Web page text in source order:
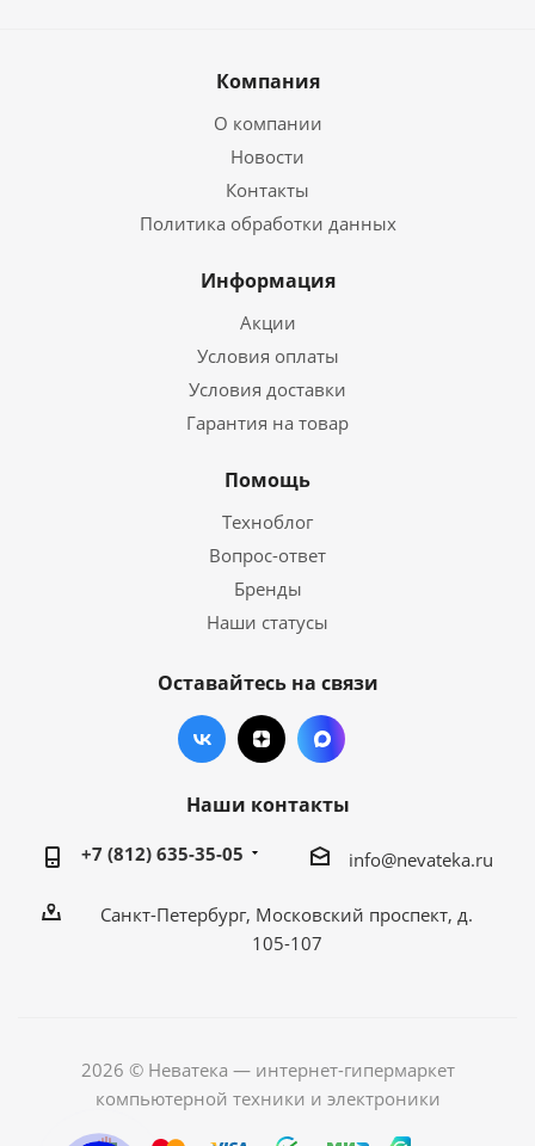
Компания
О компании
Новости
Контакты
Политика обработки данных
Информация
Акции
Условия оплаты
Условия доставки
Гарантия на товар
Помощь
Техноблог
Вопрос-ответ
Бренды
Наши статусы
Оставайтесь на связи
Наши контакты
+7 (812) 635-35-05 info@nevateka.ru
Санкт-Петербург, Московский проспект, д.
105-107
2026 © Неватека — интернет-гипермаркет
компьютерной техники и электроники